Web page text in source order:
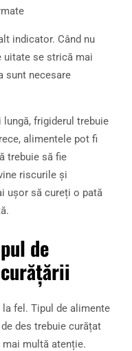
indicator. Când nu
uitate se strică mai
sunt necesare
lungă, frigiderul trebuie
alimentele pot fi
trebuie să fie
riscurile și
ușor să cureți o pată
de
fel. Tipul de alimente
des trebuie curățat
multă atenție.